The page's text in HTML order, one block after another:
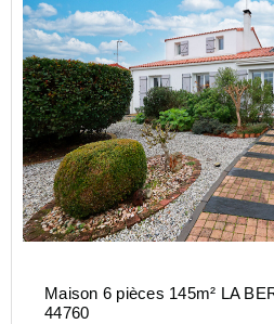
Maison 6 pièces 145m² LA
44760